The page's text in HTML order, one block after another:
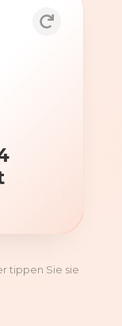
ViViRA
nach
tippen Sie sie